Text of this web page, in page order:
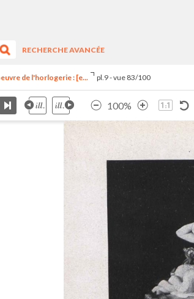
RECHERCHE AVANCÉE
de l'horlogerie : [e... pl.9 - vue 83/100
100%